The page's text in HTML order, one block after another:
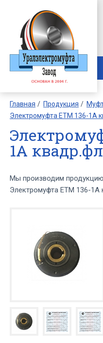
Главная Продукция
Электромуфта ЕТМ 136-1А
1А
Мы производим
Электромуфта ЕТМ 136-1А